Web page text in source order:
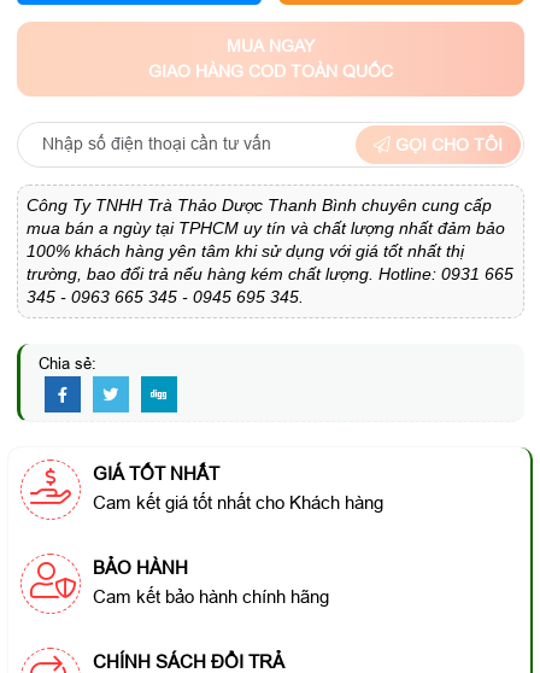
MUA NGAY
GIAO HÀNG COD TOÀN QUỐC
GỌI CHO TÔI
Công Ty TNHH Trà Thảo Dược Thanh Bình chuyên cung cấp
mua bán a ngùy tại TPHCM uy tín và chất lượng nhất đảm bảo
100% khách hàng yên tâm khi sử dụng với giá tốt nhất thị
trường, bao đổi trả nếu hàng kém chất lượng. Hotline: 0931 665
345 - 0963 665 345 - 0945 695 345.
Chia sẻ:
GIÁ TỐT NHẤT
Cam kết giá tốt nhất cho Khách hàng
BẢO HÀNH
Cam kết bảo hành chính hãng
CHÍNH SÁCH ĐỔI TRẢ